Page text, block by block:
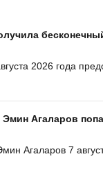
2026 года
Агаларов
Агаларов 7